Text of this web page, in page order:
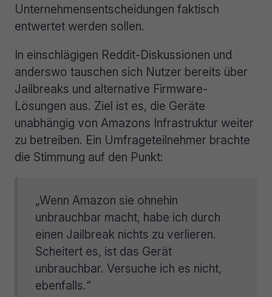
Unternehmensentscheidungen faktisch
entwertet werden sollen.
In einschlägigen Reddit-Diskussionen und
anderswo tauschen sich Nutzer bereits über
Jailbreaks und alternative Firmware-
Lösungen aus. Ziel ist es, die Geräte
unabhängig von Amazons Infrastruktur weiter
zu betreiben. Ein Umfrageteilnehmer brachte
die Stimmung auf den Punkt:
„Wenn Amazon sie ohnehin
unbrauchbar macht, habe ich durch
einen Jailbreak nichts zu verlieren.
Scheitert es, ist das Gerät
unbrauchbar. Versuche ich es nicht,
ebenfalls.“